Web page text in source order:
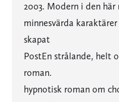
2003. Modern i den
minnesvärda
PostEn strålande, helt
roman.
hypnotisk roman om